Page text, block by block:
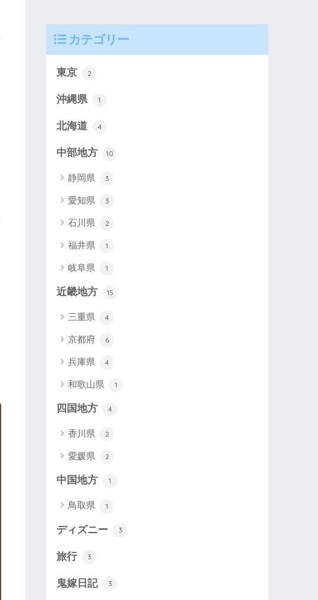
カテゴリー
東京 2
沖縄県 1
北海道 4
中部地方 10
静岡県 3
愛知県 3
石川県 2
福井県 1
岐阜県 1
近畿地方 15
三重県 4
京都府 6
兵庫県 4
和歌山県 1
四国地方 4
香川県 2
愛媛県 2
中国地方 1
鳥取県 1
ディズニー 3
旅行 3
鬼嫁日記 3